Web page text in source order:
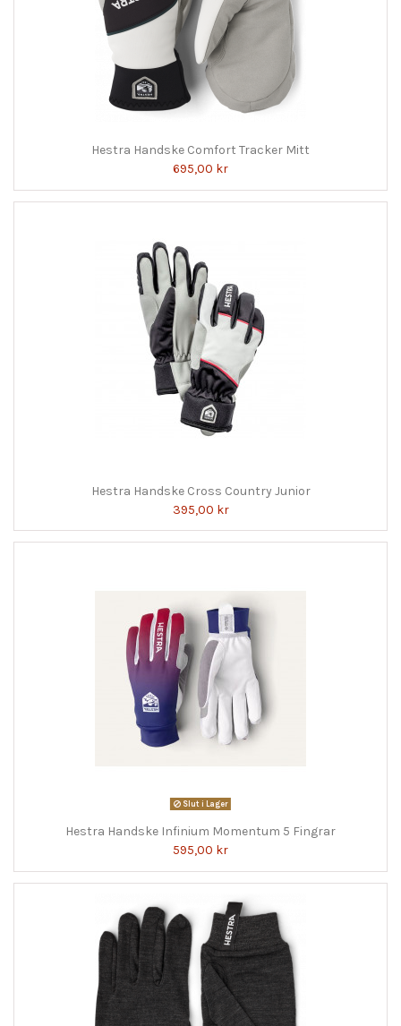
Hestra Handske Comfort Tracker Mitt
695,00 kr
Hestra Handske Cross Country Junior
395,00 kr
Slut i Lager
Hestra Handske Infinium Momentum 5 Fingrar
595,00 kr